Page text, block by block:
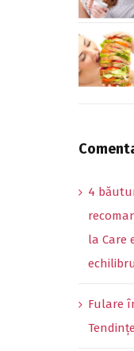
4
la Care
Fulare